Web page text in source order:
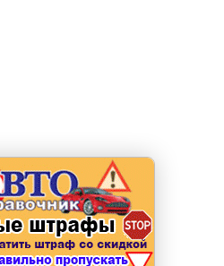
erid: LdtCKJjWj Реклама. ИП Кучеренко Николай
Николаевич